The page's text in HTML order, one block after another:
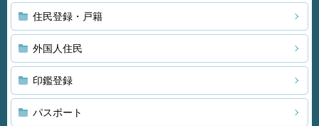
住民登録・戸籍
外国人住民
印鑑登録
パスポート